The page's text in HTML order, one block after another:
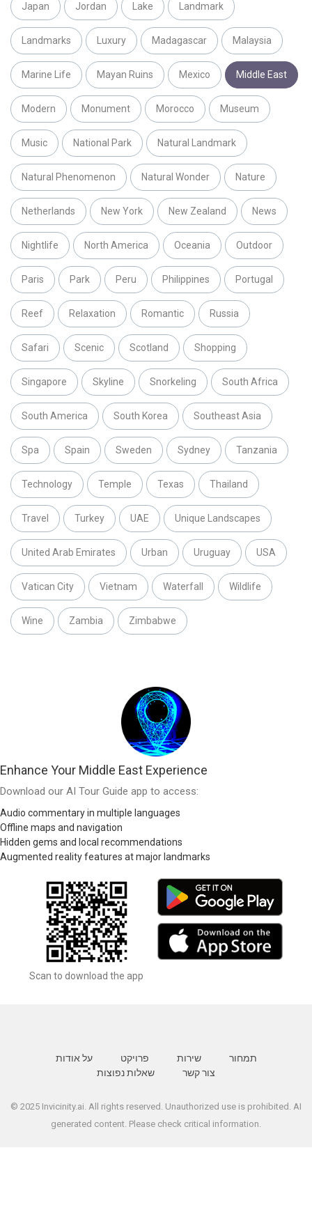
Japan Jordan Lake Landmark
Landmarks Luxury Madagascar Malaysia
Marine Life Mayan Ruins Mexico Middle East
Modern Monument Morocco Museum
Music National Park Natural Landmark
Natural Phenomenon Natural Wonder Nature
Netherlands New York New Zealand News
Nightlife North America Oceania Outdoor
Paris Park Peru Philippines Portugal
Reef Relaxation Romantic Russia
Safari Scenic Scotland Shopping
Singapore Skyline Snorkeling South Africa
South America South Korea Southeast Asia
Spa Spain Sweden Sydney Tanzania
Technology Temple Texas Thailand
Travel Turkey UAE Unique Landscapes
United Arab Emirates Urban Uruguay USA
Vatican City Vietnam Waterfall Wildlife
Wine Zambia Zimbabwe
Enhance Your Middle East Experience
Download our AI Tour Guide app to access:
Audio commentary in multiple languages
Offline maps and navigation
Hidden gems and local recommendations
Augmented reality features at major landmarks
Scan to download the app
על אודות פרויקט שירות
תמחור
שאלות נפוצות
צור קשר
© 2025 Invicinity.ai. All rights reserved. Unauthorized use is prohibited. AI
generated content. Please check critical information.